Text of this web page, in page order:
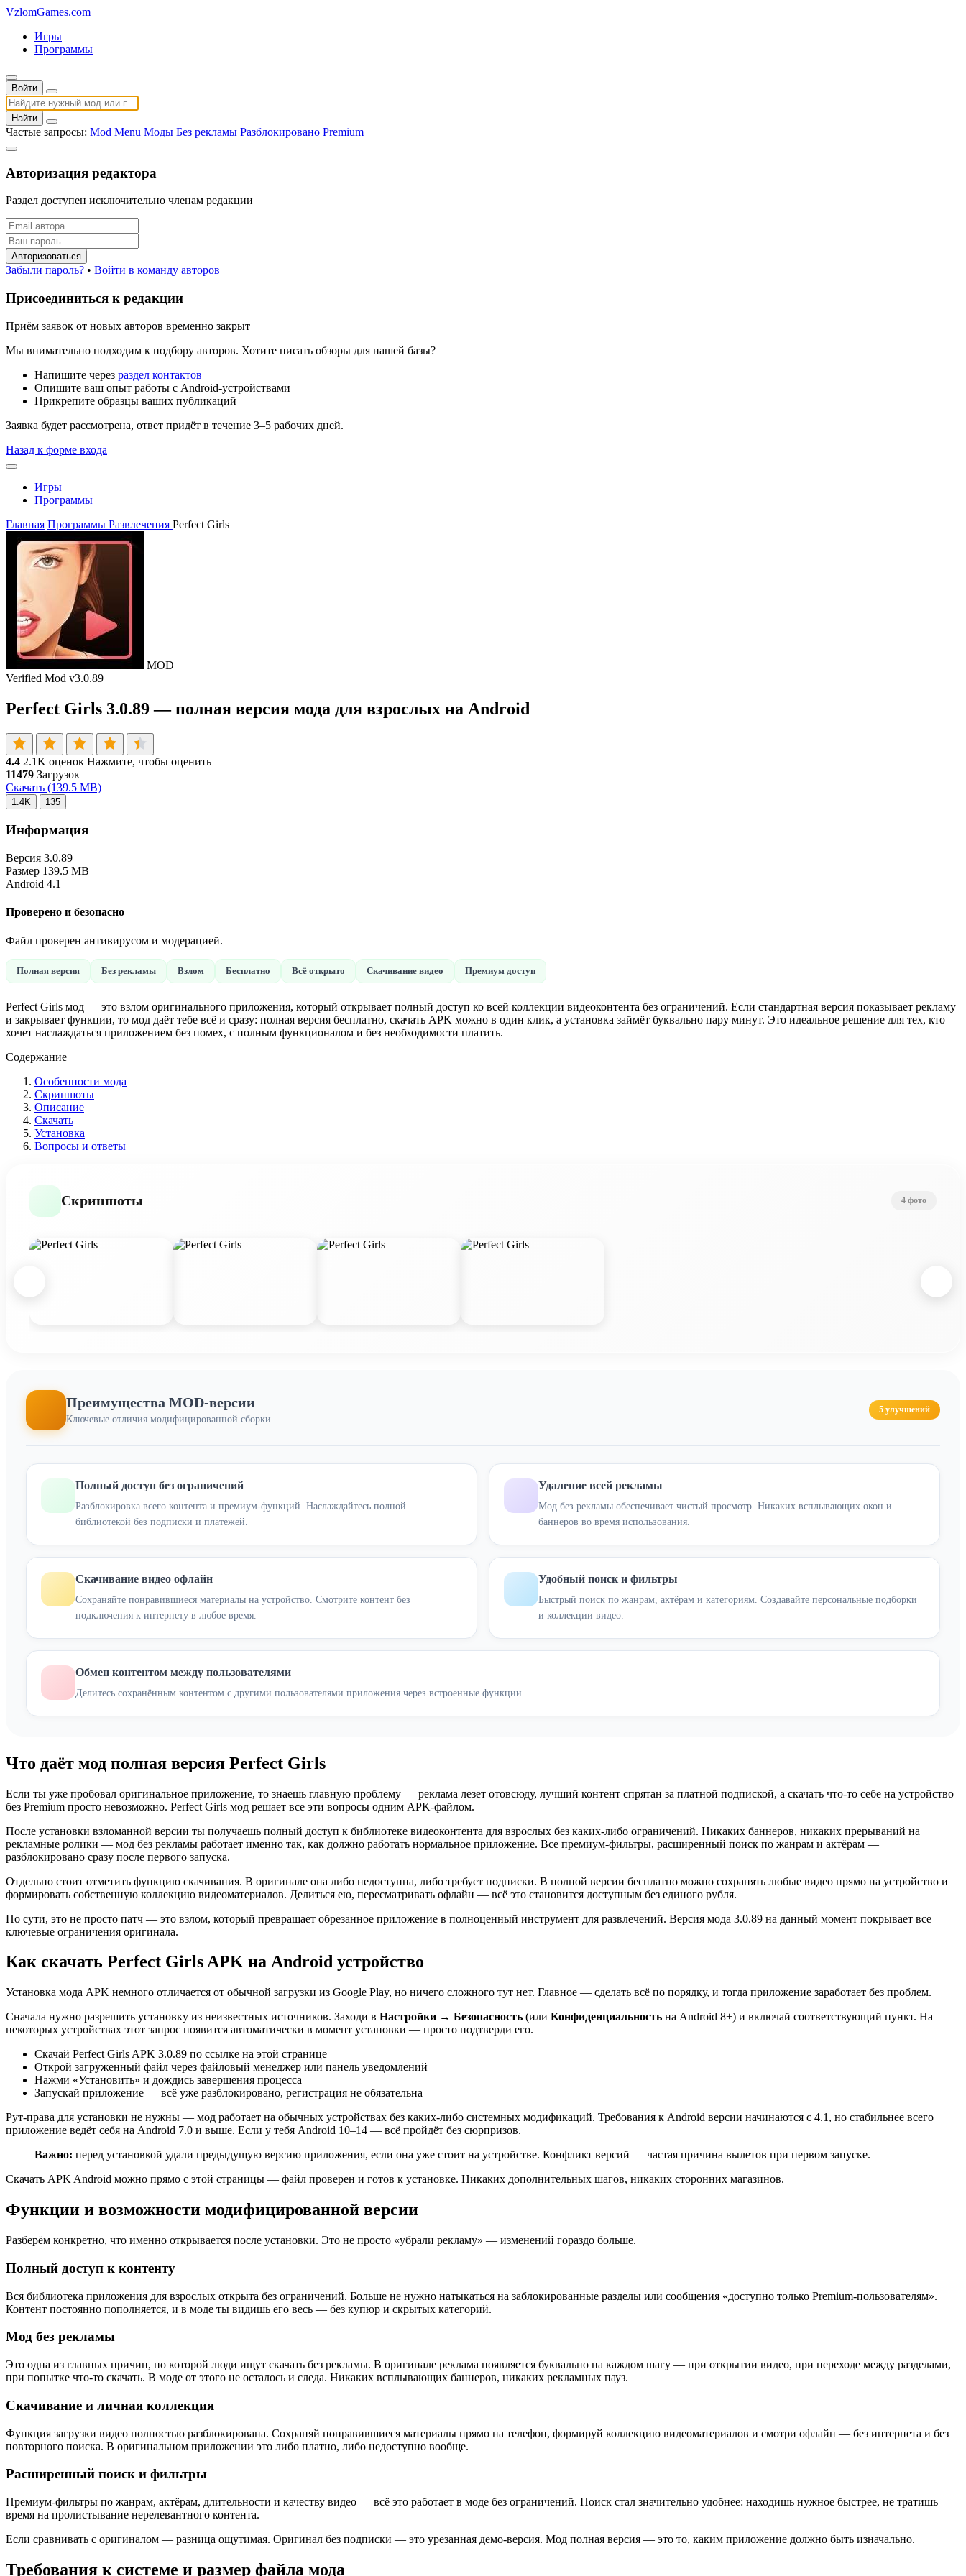
VzlomGames.com
Игры
Программы
Войти
Найти
Частые запросы: Mod Menu Моды Без рекламы Разблокировано Premium
Авторизация редактора
Раздел доступен исключительно членам редакции
Авторизоваться
Забыли пароль? • Войти в команду авторов
Присоединиться к редакции
Приём заявок от новых авторов временно закрыт
Мы внимательно подходим к подбору авторов. Хотите писать обзоры для нашей базы?
Напишите через раздел контактов
Опишите ваш опыт работы с Android-устройствами
Прикрепите образцы ваших публикаций
Заявка будет рассмотрена, ответ придёт в течение 3–5 рабочих дней.
Назад к форме входа
Игры
Программы
Главная Программы Развлечения Perfect Girls
MOD
Verified Mod v3.0.89
Perfect Girls 3.0.89 — полная версия мода для взрослых на Android
4.4 2.1K оценок Нажмите, чтобы оценить
11479 Загрузок
Скачать (139.5 MB)
1.4K 135
Информация
Версия 3.0.89
Размер 139.5 MB
Android 4.1
Проверено и безопасно
Файл проверен антивирусом и модерацией.
Полная версия Без рекламы Взлом Бесплатно Всё открыто Скачивание видео Премиум доступ
Perfect Girls мод — это взлом оригинального приложения, который открывает полный доступ ко всей коллекции видеоконтента без ограничений. Если стандартная версия показывает рекламу
и закрывает функции, то мод даёт тебе всё и сразу: полная версия бесплатно, скачать APK можно в один клик, а установка займёт буквально пару минут. Это идеальное решение для тех, кто
хочет наслаждаться приложением без помех, с полным функционалом и без необходимости платить.
Содержание
Особенности мода
Скриншоты
Описание
Скачать
Установка
Вопросы и ответы
Скриншоты 4 фото
Преимущества MOD-версии
Ключевые отличия модифицированной сборки
5 улучшений
Полный доступ без ограничений
Разблокировка всего контента и премиум-функций. Наслаждайтесь полной
библиотекой без подписки и платежей.
Удаление всей рекламы
Мод без рекламы обеспечивает чистый просмотр. Никаких всплывающих окон и
баннеров во время использования.
Скачивание видео офлайн
Сохраняйте понравившиеся материалы на устройство. Смотрите контент без
подключения к интернету в любое время.
Удобный поиск и фильтры
Быстрый поиск по жанрам, актёрам и категориям. Создавайте персональные подборки
и коллекции видео.
Обмен контентом между пользователями
Делитесь сохранённым контентом с другими пользователями приложения через встроенные функции.
Что даёт мод полная версия Perfect Girls
Если ты уже пробовал оригинальное приложение, то знаешь главную проблему — реклама лезет отовсюду, лучший контент спрятан за платной подпиской, а скачать что-то себе на устройство
без Premium просто невозможно. Perfect Girls мод решает все эти вопросы одним APK-файлом.
После установки взломанной версии ты получаешь полный доступ к библиотеке видеоконтента для взрослых без каких-либо ограничений. Никаких баннеров, никаких прерываний на
рекламные ролики — мод без рекламы работает именно так, как должно работать нормальное приложение. Все премиум-фильтры, расширенный поиск по жанрам и актёрам —
разблокировано сразу после первого запуска.
Отдельно стоит отметить функцию скачивания. В оригинале она либо недоступна, либо требует подписки. В полной версии бесплатно можно сохранять любые видео прямо на устройство и
формировать собственную коллекцию видеоматериалов. Делиться ею, пересматривать офлайн — всё это становится доступным без единого рубля.
По сути, это не просто патч — это взлом, который превращает обрезанное приложение в полноценный инструмент для развлечений. Версия мода 3.0.89 на данный момент покрывает все
ключевые ограничения оригинала.
Как скачать Perfect Girls APK на Android устройство
Установка мода APK немного отличается от обычной загрузки из Google Play, но ничего сложного тут нет. Главное — сделать всё по порядку, и тогда приложение заработает без проблем.
Сначала нужно разрешить установку из неизвестных источников. Заходи в Настройки → Безопасность (или Конфиденциальность на Android 8+) и включай соответствующий пункт. На
некоторых устройствах этот запрос появится автоматически в момент установки — просто подтверди его.
Скачай Perfect Girls APK 3.0.89 по ссылке на этой странице
Открой загруженный файл через файловый менеджер или панель уведомлений
Нажми «Установить» и дождись завершения процесса
Запускай приложение — всё уже разблокировано, регистрация не обязательна
Рут-права для установки не нужны — мод работает на обычных устройствах без каких-либо системных модификаций. Требования к Android версии начинаются с 4.1, но стабильнее всего
приложение ведёт себя на Android 7.0 и выше. Если у тебя Android 10–14 — всё пройдёт без сюрпризов.
Важно: перед установкой удали предыдущую версию приложения, если она уже стоит на устройстве. Конфликт версий — частая причина вылетов при первом запуске.
Скачать APK Android можно прямо с этой страницы — файл проверен и готов к установке. Никаких дополнительных шагов, никаких сторонних магазинов.
Функции и возможности модифицированной версии
Разберём конкретно, что именно открывается после установки. Это не просто «убрали рекламу» — изменений гораздо больше.
Полный доступ к контенту
Вся библиотека приложения для взрослых открыта без ограничений. Больше не нужно натыкаться на заблокированные разделы или сообщения «доступно только Premium-пользователям».
Контент постоянно пополняется, и в моде ты видишь его весь — без купюр и скрытых категорий.
Мод без рекламы
Это одна из главных причин, по которой люди ищут скачать без рекламы. В оригинале реклама появляется буквально на каждом шагу — при открытии видео, при переходе между разделами,
при попытке что-то скачать. В моде от этого не осталось и следа. Никаких всплывающих баннеров, никаких рекламных пауз.
Скачивание и личная коллекция
Функция загрузки видео полностью разблокирована. Сохраняй понравившиеся материалы прямо на телефон, формируй коллекцию видеоматериалов и смотри офлайн — без интернета и без
повторного поиска. В оригинальном приложении это либо платно, либо недоступно вообще.
Расширенный поиск и фильтры
Премиум-фильтры по жанрам, актёрам, длительности и качеству видео — всё это работает в моде без ограничений. Поиск стал значительно удобнее: находишь нужное быстрее, не тратишь
время на пролистывание нерелевантного контента.
Если сравнивать с оригиналом — разница ощутимая. Оригинал без подписки — это урезанная демо-версия. Мод полная версия — это то, каким приложение должно быть изначально.
Требования к системе и размер файла мода